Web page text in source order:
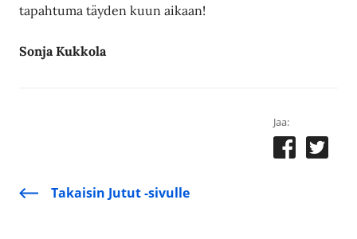
tapahtuma täyden kuun aikaan!
Sonja Kukkola
Jaa:
Takaisin Jutut -sivulle